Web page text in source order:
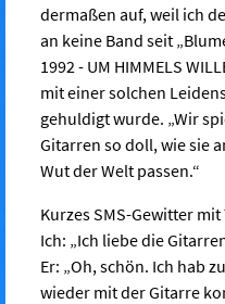
dermaßen auf, weil ich
an keine Band seit
1992 - UM HIMMELS
mit einer solchen
gehuldigt wurde. „Wir
Gitarren so doll, wie sie
Wut der Welt passen.“
Kurzes SMS-Gewitter
Ich: „Ich liebe die
Er: „Oh, schön. Ich hab
wieder mit der Gitarre